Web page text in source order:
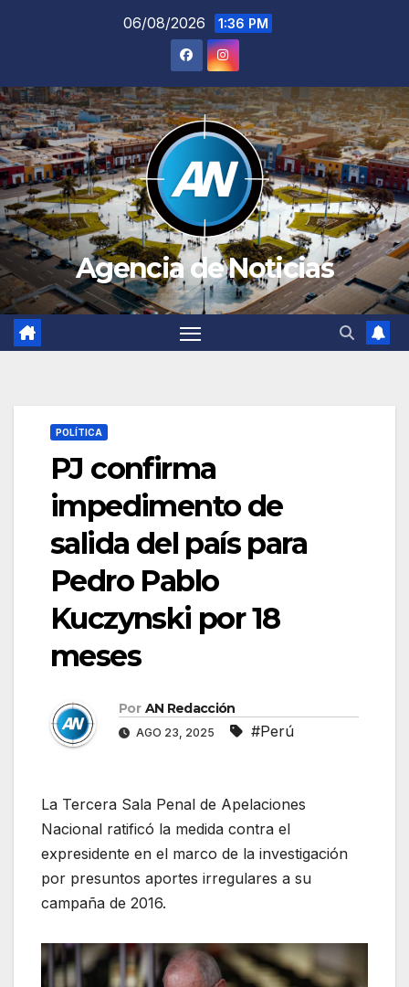
06/08/2026 1:36 PM
Agencia de Noticias
POLÍTICA
PJ confirma
impedimento de
salida del país para
Pedro Pablo
Kuczynski por 18
meses
Por AN Redacción
AGO 23, 2025 #Perú
La Tercera Sala Penal de Apelaciones
Nacional ratificó la medida contra el
expresidente en el marco de la investigación
por presuntos aportes irregulares a su
campaña de 2016.